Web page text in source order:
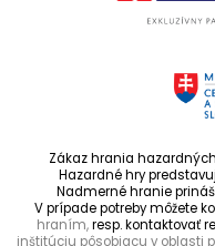
Zákaz hrania
Hazardné hry
Nadmerné hranie
V prípade potreby môžete
hraním,resp. kontaktovať
inštitúciu pôsobiacu v oblasti